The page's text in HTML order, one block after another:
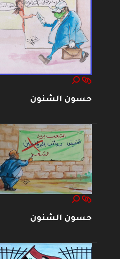
حسون الشنون
حسون الشنون